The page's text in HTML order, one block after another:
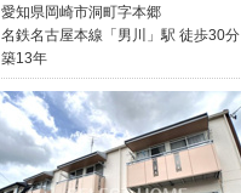
愛知県岡崎市洞町字本郷
名鉄名古屋本線「男川」駅 徒歩30分
築13年